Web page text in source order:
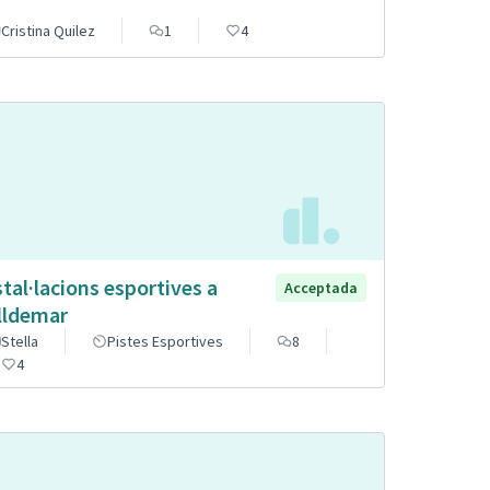
Cristina Quilez 1 4
esportives a
Acceptada
Stella Pistes Esportives
8
4